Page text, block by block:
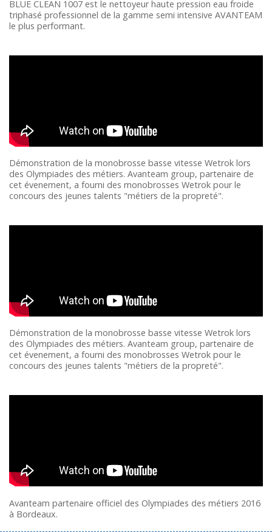
BLUE CLEAN 1007 est le nettoyeur haute pression eau froide
triphasé professionnel de la gamme semi intensive AVANTEAM
le plus performant.
Démonstration de la monobrosse basse vitesse Wetrok lors
des Olympiades des métiers. Avanteam group, partenaire de
cet évenement, a fourni des monobrosses Wetrok pour le
concours des jeunes talents "métiers de la propreté".
Démonstration de la monobrosse basse vitesse Wetrok lors
des Olympiades des métiers. Avanteam group, partenaire de
cet évenement, a fourni des monobrosses Wetrok pour le
concours des jeunes talents "métiers de la propreté".
Avanteam partenaire officiel des Olympiades des métiers 2016
à Bordeaux.